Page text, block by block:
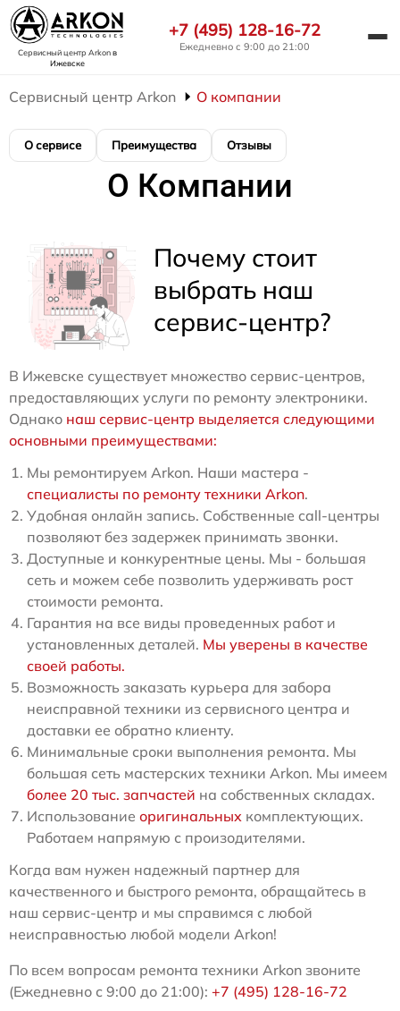
Сервисный центр Arkonв
Ижевске
+7 (495) 128-16-72
Ежедневно с 9:00 до 21:00
Сервисный центр Arkon О компании
О сервисе Преимущества Отзывы
О Компании
Почему стоит
выбрать наш
сервис-центр?
В Ижевске существует множество сервис-центров,
предоставляющих услуги по ремонту электроники.
Однако наш сервис-центр выделяется следующими
основными преимуществами:
Мы ремонтируем Arkon. Наши мастера -
специалисты по ремонту техники Arkon.
Удобная онлайн запись. Собственные call-центры
позволяют без задержек принимать звонки.
Доступные и конкурентные цены. Мы - большая
сеть и можем себе позволить удерживать рост
стоимости ремонта.
Гарантия на все виды проведенных работ и
установленных деталей. Мы уверены в качестве
своей работы.
Возможность заказать курьера для забора
неисправной техники из сервисного центра и
доставки ее обратно клиенту.
Минимальные сроки выполнения ремонта. Мы
большая сеть мастерских техники Arkon. Мы имеем
более 20 тыс. запчастей на собственных складах.
Использование оригинальных комплектующих.
Работаем напрямую с произодителями.
Когда вам нужен надежный партнер для
качественного и быстрого ремонта, обращайтесь в
наш сервис-центр и мы справимся с любой
неисправностью любой модели Arkon!
По всем вопросам ремонта техники Arkon звоните
(Ежедневно с 9:00 до 21:00): +7 (495) 128-16-72